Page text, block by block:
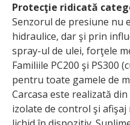
Protecţie ridicată
Senzorul de presiune nu
hidraulice, dar şi prin
spray-ul de ulei, forţele
Familiile PC200 şi PS300
pentru toate gamele de
Carcasa este realizată
izolate de control şi